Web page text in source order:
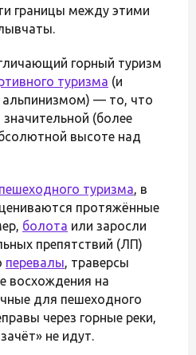
границы между этими
горный туризм
туризма (и
— то, что
(более
высоте над
пешеходного туризма, в
протяжённые
болота или заросли
препятствий (ЛП)
перевалы, траверсы
восхождения на
для пешеходного
через горные реки,
не идут.